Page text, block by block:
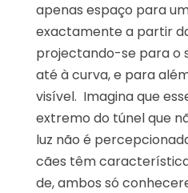
apenas espaço para
exactamente a partir
projectando-se para o
até à curva, e para
visível. Imagina que
extremo do túnel que
luz não é
cães têm
de, ambos só